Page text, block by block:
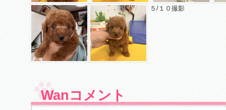
５/１０撮影
Wanコメント